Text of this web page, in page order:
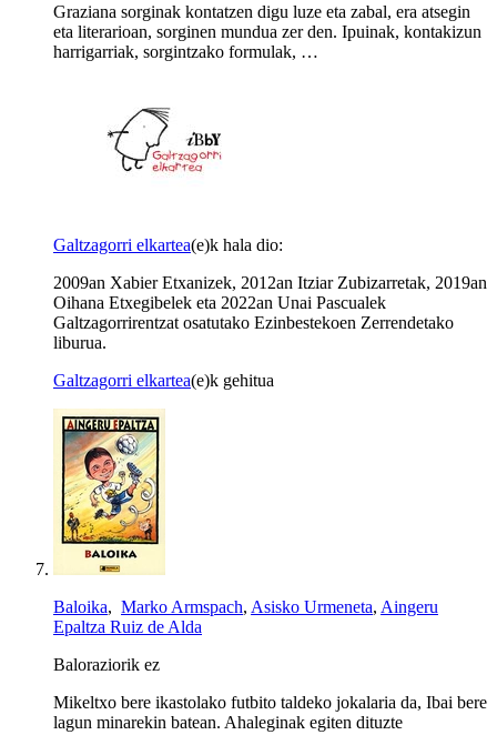
Graziana sorginak kontatzen digu luze eta zabal, era atsegin
eta literarioan, sorginen mundua zer den. Ipuinak, kontakizun
harrigarriak, sorgintzako formulak, …
Galtzagorri elkartea(e)k hala dio:
2009an Xabier Etxanizek, 2012an Itziar Zubizarretak, 2019an
Oihana Etxegibelek eta 2022an Unai Pascualek
Galtzagorrirentzat osatutako Ezinbestekoen Zerrendetako
liburua.
Galtzagorri elkartea(e)k gehitua
Baloika, Marko Armspach, Asisko Urmeneta, Aingeru
Epaltza Ruiz de Alda
Baloraziorik ez
Mikeltxo bere ikastolako futbito taldeko jokalaria da, Ibai bere
lagun minarekin batean. Ahaleginak egiten dituzte